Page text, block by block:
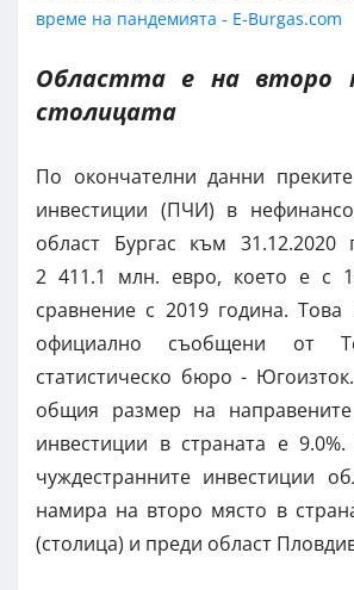
Областта е на второ
столицата
По окончателни данни
инвестиции (ПЧИ) в
област Бургас към 31.12.2020
2 411.1 млн. евро, което е с
сравнение с 2019 година. Това
официално съобщени от
статистическо бюро -
общия размер на направените
инвестиции в страната е
чуждестранните инвестиции
намира на второ място в
(столица) и преди област